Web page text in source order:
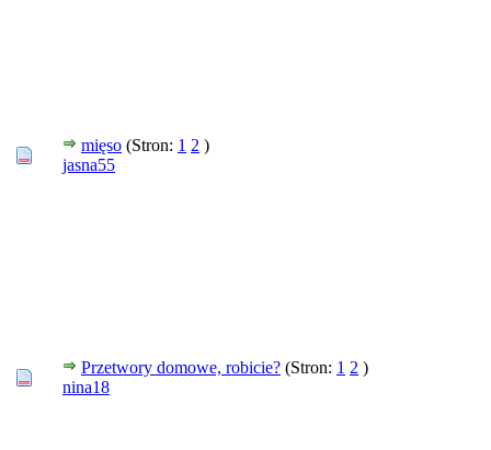
mięso (Stron: 1 2 )
jasna55
Przetwory domowe, robicie? (Stron: 1 2 )
nina18